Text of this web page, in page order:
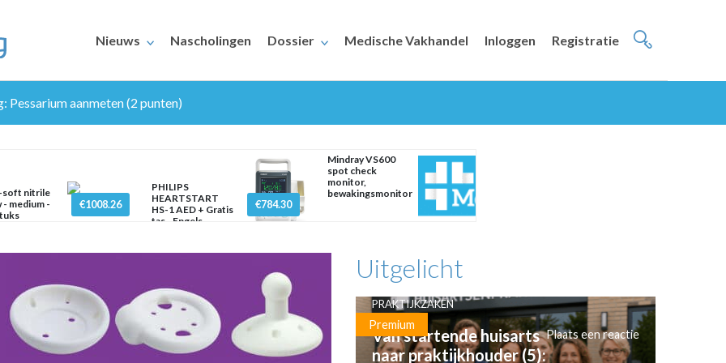
Nieuws Nascholingen Dossier Medische Vakhandel Inloggen Registratie
Pessarium aanmeten (2 punten)
soft nitrile
- medium -
€1008.26
PHILIPS
HEARTSTART
HS-1 AED + Gratis
tas - Engels
€784.30
Mindray VS600
spot check
monitor,
bewakingsmonitor
Uitgelicht
Premium
PRAKTIJKZAKEN
Van startende huisarts
naar praktijkhouder (5):
Plaats een reactie